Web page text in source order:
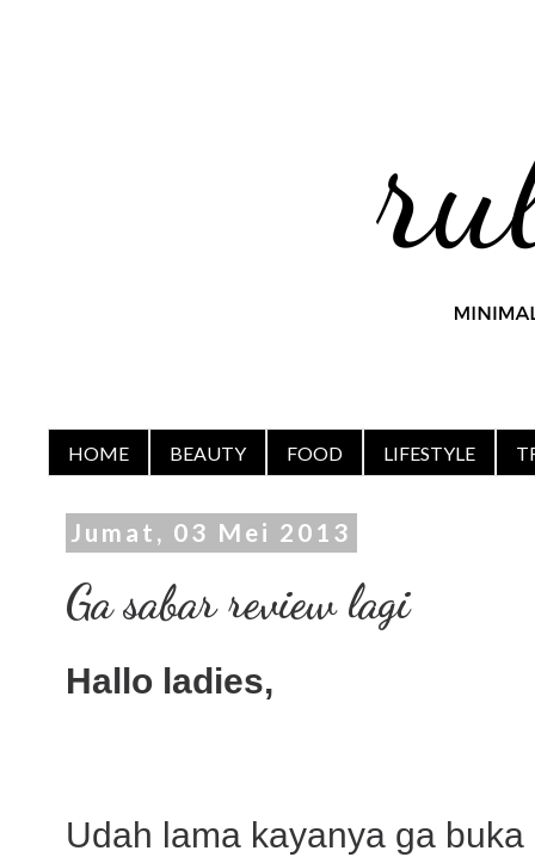
HOME BEAUTY FOOD LIFESTYLE
Jumat, 03 Mei 2013
Ga sabar review lagi
Hallo ladies,
Udah lama kayanya ga